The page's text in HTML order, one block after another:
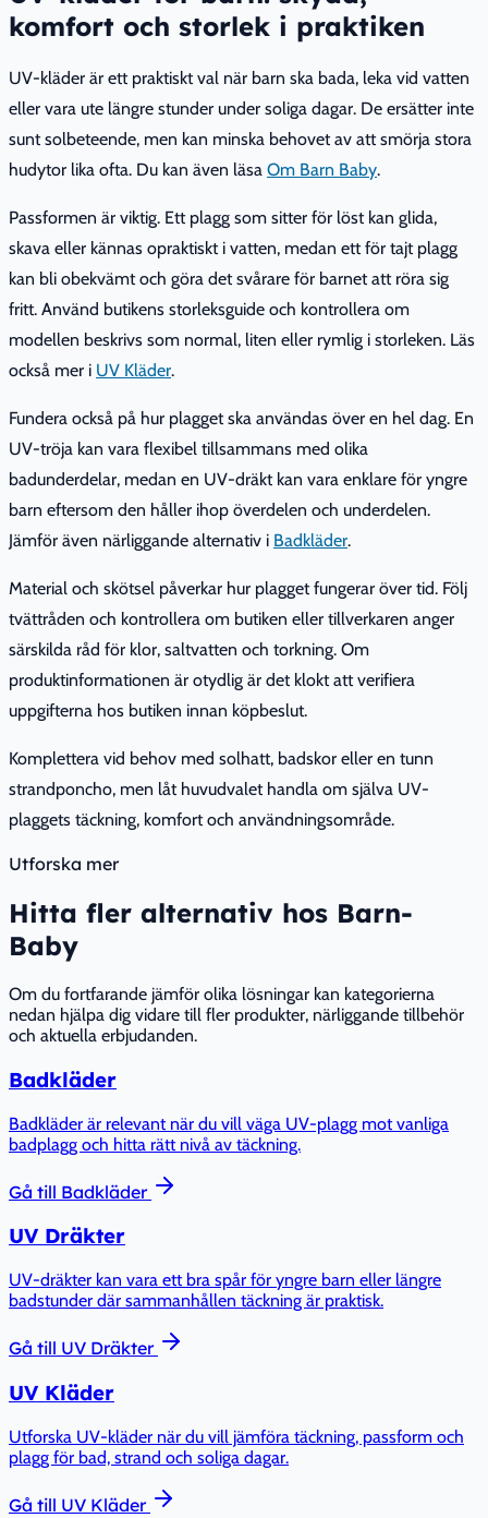
komfort och storlek i praktiken
UV-kläder är ett praktiskt val när barn ska bada, leka vid vatten
eller vara ute längre stunder under soliga dagar. De ersätter inte
sunt solbeteende, men kan minska behovet av att smörja stora
hudytor lika ofta. Du kan även läsa Om Barn Baby.
Passformen är viktig. Ett plagg som sitter för löst kan glida,
skava eller kännas opraktiskt i vatten, medan ett för tajt plagg
kan bli obekvämt och göra det svårare för barnet att röra sig
fritt. Använd butikens storleksguide och kontrollera om
modellen beskrivs som normal, liten eller rymlig i storleken. Läs
också mer i UV Kläder.
Fundera också på hur plagget ska användas över en hel dag. En
UV-tröja kan vara flexibel tillsammans med olika
badunderdelar, medan en UV-dräkt kan vara enklare för yngre
barn eftersom den håller ihop överdelen och underdelen.
Jämför även närliggande alternativ i Badkläder.
Material och skötsel påverkar hur plagget fungerar över tid. Följ
tvättråden och kontrollera om butiken eller tillverkaren anger
särskilda råd för klor, saltvatten och torkning. Om
produktinformationen är otydlig är det klokt att verifiera
uppgifterna hos butiken innan köpbeslut.
Komplettera vid behov med solhatt, badskor eller en tunn
strandponcho, men låt huvudvalet handla om själva UV-
plaggets täckning, komfort och användningsområde.
Utforska mer
Hitta fler alternativ hos Barn-
Baby
Om du fortfarande jämför olika lösningar kan kategorierna
nedan hjälpa dig vidare till fler produkter, närliggande tillbehör
och aktuella erbjudanden.
Badkläder
Badkläder är relevant när du vill väga UV-plagg mot vanliga
badplagg och hitta rätt nivå av täckning.
Gå till Badkläder
UV Dräkter
UV-dräkter kan vara ett bra spår för yngre barn eller längre
badstunder där sammanhållen täckning är praktisk.
Gå till UV Dräkter
UV Kläder
Utforska UV-kläder när du vill jämföra täckning, passform och
plagg för bad, strand och soliga dagar.
Gå till UV Kläder